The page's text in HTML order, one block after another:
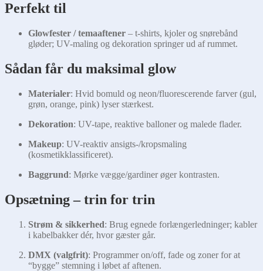
Perfekt til
Glowfester / temaaftener – t-shirts, kjoler og snørebånd
gløder; UV-maling og dekoration springer ud af rummet.
Sådan får du maksimal glow
Materialer: Hvid bomuld og neon/fluorescerende farver (gul,
grøn, orange, pink) lyser stærkest.
Dekoration: UV-tape, reaktive balloner og malede flader.
Makeup: UV-reaktiv ansigts-/kropsmaling
(kosmetikklassificeret).
Baggrund: Mørke vægge/gardiner øger kontrasten.
Opsætning – trin for trin
Strøm & sikkerhed: Brug egnede forlængerledninger; kabler
i kabelbakker dér, hvor gæster går.
DMX (valgfrit): Programmer on/off, fade og zoner for at
“bygge” stemning i løbet af aftenen.